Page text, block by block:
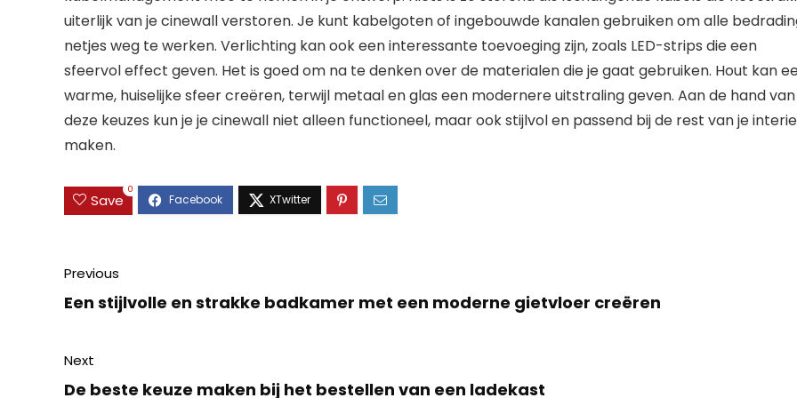
uiterlijk van je cinewall verstoren. Je kunt kabelgoten of ingebouwde kanalen gebruiken om alle
netjes weg te werken. Verlichting kan ook een interessante toevoeging zijn, zoals LED-strips die een
sfeervol effect geven. Het is goed om na te denken over de materialen die je gaat gebruiken. Hout kan
warme, huiselijke sfeer creëren, terwijl metaal en glas een modernere uitstraling geven. Aan de hand van
deze keuzes kun je je cinewall niet alleen functioneel, maar ook stijlvol en passend bij de rest van je
maken.
Save
0
Previous
Een stijlvolle en strakke badkamer met een moderne gietvloer creëren
Next
De beste keuze maken bij het bestellen van een ladekast